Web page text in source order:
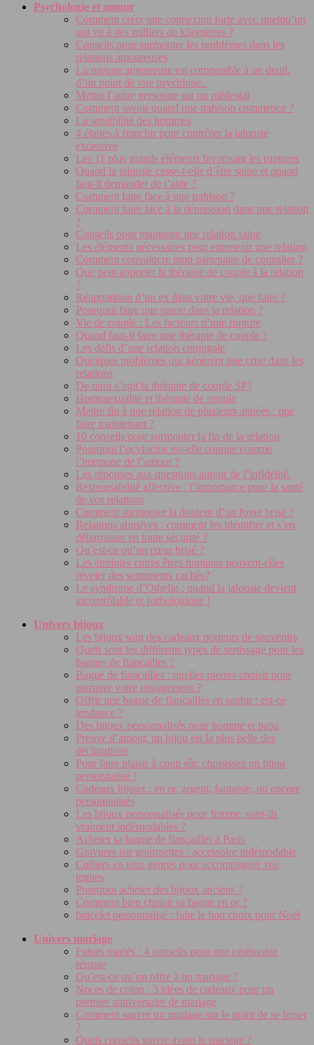
Psychologie et amour
Comment créer une connexion forte avec quelqu’un
qui vit à des milliers de kilomètres ?
Conseils pour surmonter les problèmes dans les
relations amoureuses
La rupture amoureuse est comparable à un deuil,
d’un point de vue psychique.
Mettre l’autre personne sur un piédestal
Comment savoir quand une trahison commence ?
La sensibilité des hommes
4 étapes à franchir pour contrôler la jalousie
excessive
Les 11 plus grands éléments favorisant les ruptures
Quand la jalousie cesse-t-elle d’être saine et quand
faut-il demander de l’aide ?
Comment faire face à une trahison ?
Comment faire face à la dépression dans une relation
?
Conseils pour maintenir une relation saine
Les éléments nécessaires pour entretenir une relation
Comment convaincre mon partenaire de consulter ?
Que peut apporter la thérapie de couple à la relation
?
Réapparition d’un ex dans votre vie, que faire ?
Pourquoi faire une pause dans la relation ?
Vie de couple : Les facteurs d’une rupture
Quand faut-il faire une thérapie de couple ?
Les défis d’une relation conjugale
Quelques problèmes qui génèrent une crise dans les
relations
De quoi s’agit la thérapie de couple SP?
Homosexualité et thérapie de couple
Mettre fin à une relation de plusieurs années : que
faire maintenant ?
10 conseils pour surmonter la fin de la relation
Pourquoi l’ocytocine est-elle connue comme
l’hormone de l’amour ?
Les réponses aux questions autour de l’infidélité.
Responsabilité affective : l’importance pour la santé
de vos relations
Comment surmonter la douleur d’un foyer brisé ?
Relations abusives : comment les identifier et s’en
débarrasser en toute sécurité ?
Qu’est-ce qu’un cœur brisé ?
Les étreintes entres êtres humains peuvent-elles
réveler des sentiments cachés?
Le syndrome d’Othello : quand la jalousie devient
incontrôlable et pathologique !
Univers bijoux
Les bijoux sont des cadeaux porteurs de souvenirs
Quels sont les différents types de sertissage pour les
bagues de fiançailles ?
Bague de fiançailles : quelles pierres choisir pour
marquer votre engagement ?
Offrir une bague de fiançailles en saphir : est-ce
tendance ?
Des bijoux personnalisés pour homme et papa
Preuve d’amour, un bijou est la plus belle des
déclarations
Pour faire plaisir à coup sûr, choisissez un bijou
personnalisé !
Cadeaux bijoux : en or, argent, fantaisie, ou encore
personnalisés
Les bijoux personnalisés pour femme, sont-ils
vraiment indémodables ?
Acheter sa bague de fiançailles à Paris
Gravures sur gourmettes : accessoire indémodable
Colliers en tous genres pour accompagner vos
tenues
Pourquoi acheter des bijoux anciens ?
Comment bien choisir sa bague en or ?
bracelet personnalisé : faite le bon choix pour Noël
Univers mariage
Futurs mariés : 4 conseils pour une cérémonie
réussie
Qu’est-ce qu’on offre à un mariage ?
Noces de coton : 3 idées de cadeaux pour un
premier anniversaire de mariage
Comment sauver un mariage sur le point de se briser
?
Quels conseils suivre avant le mariage ?